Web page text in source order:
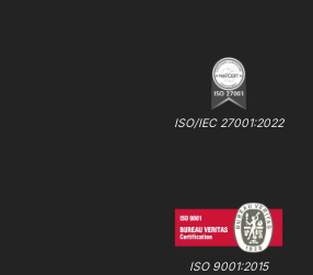
ISO/IEC 27001:2022
ISO 9001:2015